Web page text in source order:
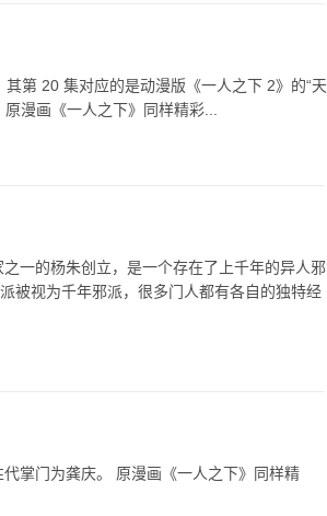
第 20 集对应的是动漫版《一人之下 2》的“天
漫画《一人之下》同样精彩...
一的杨朱创立，是一个存在了上千年的异人邪
被视为千年邪派，很多门人都有各自的独特经
掌门为龚庆。 原漫画《一人之下》同样精